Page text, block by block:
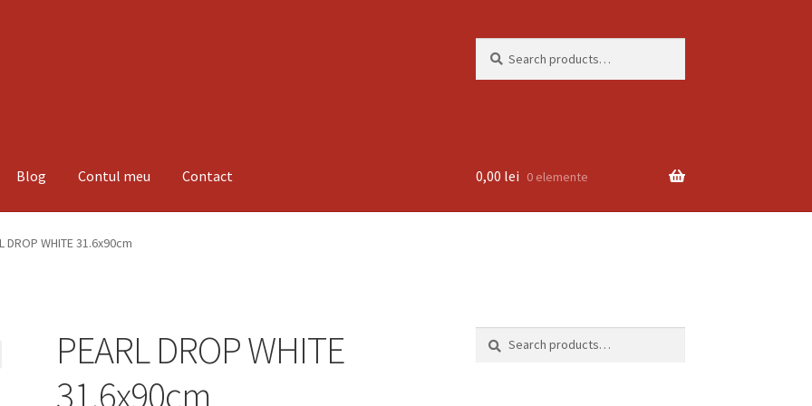
for:
Blog Contul meu Contact
noi Informatii
0,00 lei 0 elemente
DROP WHITE 31.6x90cm
PEARL DROP WHITE
31.6x90cm
Search
Search